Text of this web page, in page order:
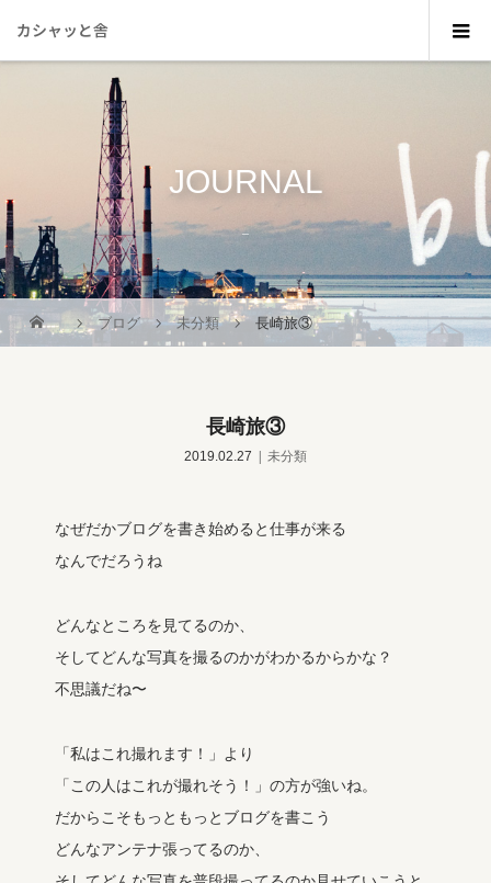
カシャッと舎
JOURNAL
_
ブログ 未分類 長崎旅③
長崎旅③
2019.02.27 未分類
なぜだかブログを書き始めると仕事が来る
なんでだろうね
どんなところを見てるのか、
そしてどんな写真を撮るのかがわかるからかな？
不思議だね〜
「私はこれ撮れます！」より
「この人はこれが撮れそう！」の方が強いね。
だからこそもっともっとブログを書こう
どんなアンテナ張ってるのか、